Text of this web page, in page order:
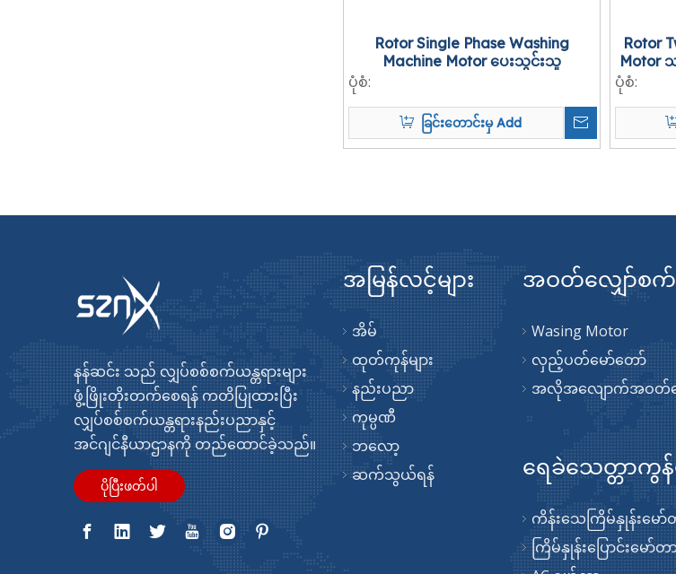
Rotor Single Phase Washing
Machine Motor ပေးသွင်းသူ
ပုံစံ:
ခြင်းတောင်းမှ Add
Rotor
Motor
ပုံစံ:
နန်ဆင်း သည် လျှပ်စစ်စက်ယန္တရားများ
ဖွံ့ဖြိုးတိုးတက်စေရန် ကတိပြုထားပြီး
လျှပ်စစ်စက်ယန္တရားနည်းပညာနှင့်
အင်ဂျင်နီယာဌာနကို တည်ထောင်ခဲ့သည်။
ပိုပြီးဖတ်ပါ
အမြန်လင့်များ
အိမ်
ထုတ်ကုန်များ
နည်းပညာ
ကုမ္ပဏီ
ဘလော့
ဆက်သွယ်ရန်
အဝတ်လျှော်စက်
Wasing Motor
လှည့်ပတ်မော်တော်
အလိုအလျောက်အဝတ်လ
ရေခဲသေတ္တာကွ
ကိန်းသေကြိမ်နှုန်းမော်
ကြိမ်နှုန်းပြောင်းမော်တ